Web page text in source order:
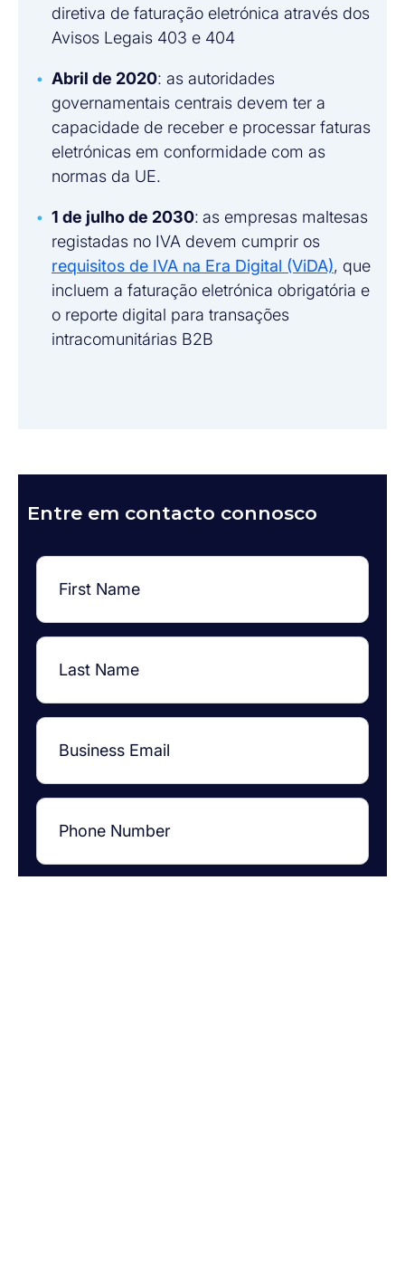
diretiva de faturação eletrónica através dos
Avisos Legais 403 e 404
Abril de 2020: as autoridades
governamentais centrais devem ter a
capacidade de receber e processar faturas
eletrónicas em conformidade com as
normas da UE.
1 de julho de 2030: as empresas maltesas
registadas no IVA devem cumprir os
requisitos de IVA na Era Digital (ViDA), que
incluem a faturação eletrónica obrigatória e
o reporte digital para transações
intracomunitárias B2B
Entre em contacto connosco